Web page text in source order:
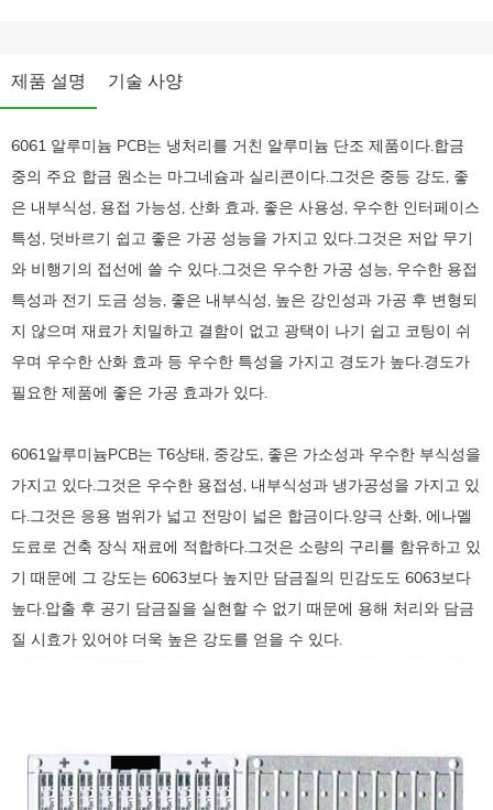
제품 설명 기술 사양
6061 알루미늄 PCB는 냉처리를 거친 알루미늄 단조 제품이다.합금
중의 주요 합금 원소는 마그네슘과 실리콘이다.그것은 중등 강도, 좋
은 내부식성, 용접 가능성, 산화 효과, 좋은 사용성, 우수한 인터페이스
특성, 덧바르기 쉽고 좋은 가공 성능을 가지고 있다.그것은 저압 무기
와 비행기의 접선에 쓸 수 있다.그것은 우수한 가공 성능, 우수한 용접
특성과 전기 도금 성능, 좋은 내부식성, 높은 강인성과 가공 후 변형되
지 않으며 재료가 치밀하고 결함이 없고 광택이 나기 쉽고 코팅이 쉬
우며 우수한 산화 효과 등 우수한 특성을 가지고 경도가 높다.경도가
필요한 제품에 좋은 가공 효과가 있다.
6061알루미늄PCB는 T6상태, 중강도, 좋은 가소성과 우수한 부식성을
가지고 있다.그것은 우수한 용접성, 내부식성과 냉가공성을 가지고 있
다.그것은 응용 범위가 넓고 전망이 넓은 합금이다.양극 산화, 에나멜
도료로 건축 장식 재료에 적합하다.그것은 소량의 구리를 함유하고 있
기 때문에 그 강도는 6063보다 높지만 담금질의 민감도도 6063보다
높다.압출 후 공기 담금질을 실현할 수 없기 때문에 용해 처리와 담금
질 시효가 있어야 더욱 높은 강도를 얻을 수 있다.